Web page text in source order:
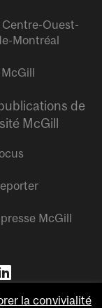
Centre-Ouest-
Montréal
de
McGill
McGill
la convivialité